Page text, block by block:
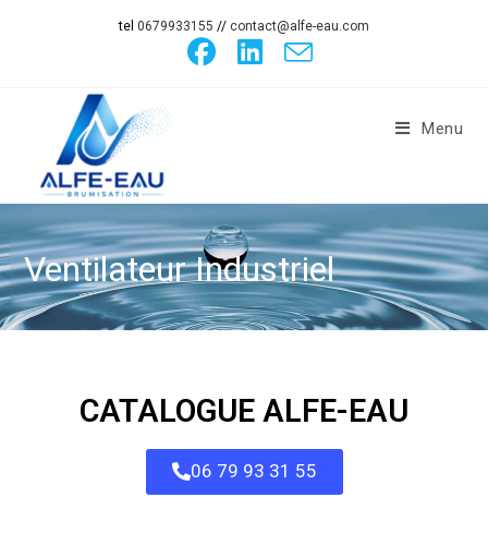
tel 0679933155 // contact@alfe-eau.com
Menu
Ventilateur Industriel
CATALOGUE ALFE-EAU
06 79 93 31 55